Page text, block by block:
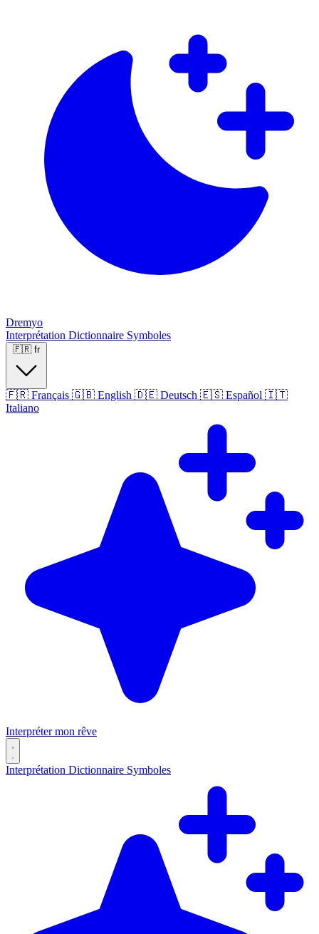
Dremyo
Interprétation Dictionnaire Symboles
🇫🇷 fr
🇫🇷 Français 🇬🇧 English 🇩🇪 Deutsch 🇪🇸 Español 🇮🇹
Italiano
Interpréter mon rêve
Interprétation Dictionnaire Symboles